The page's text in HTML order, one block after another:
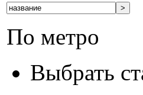
По метро
Выбрать